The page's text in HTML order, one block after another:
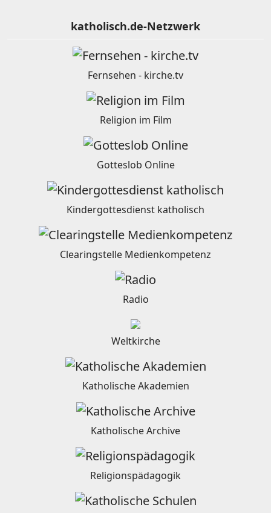
katholisch.de-Netzwerk
Fernsehen - kirche.tv
Religion im Film
Gotteslob Online
Kindergottesdienst katholisch
Clearingstelle Medienkompetenz
Radio
Weltkirche
Katholische Akademien
Katholische Archive
Religionspädagogik